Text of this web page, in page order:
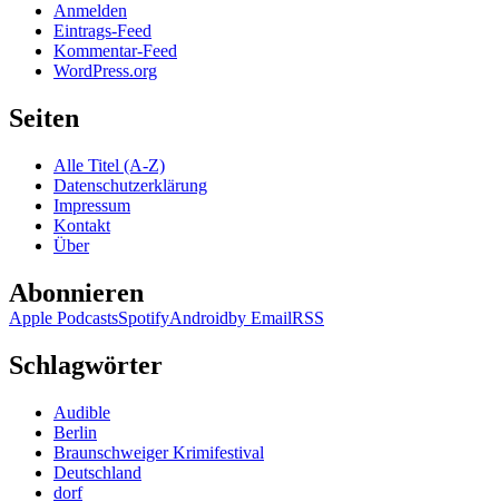
Anmelden
Eintrags-Feed
Kommentar-Feed
WordPress.org
Seiten
Alle Titel (A-Z)
Datenschutzerklärung
Impressum
Kontakt
Über
Abonnieren
Apple PodcastsSpotifyAndroidby EmailRSS
Schlagwörter
Audible
Berlin
Braunschweiger Krimifestival
Deutschland
dorf